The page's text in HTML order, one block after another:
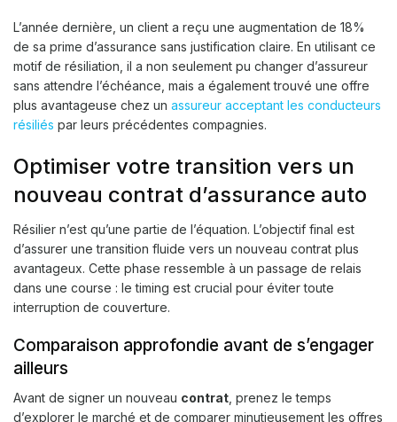
L’année dernière, un client a reçu une augmentation de 18%
de sa prime d’assurance sans justification claire. En utilisant ce
motif de résiliation, il a non seulement pu changer d’assureur
sans attendre l’échéance, mais a également trouvé une offre
plus avantageuse chez un assureur acceptant les conducteurs
résiliés par leurs précédentes compagnies.
Optimiser votre transition vers un
nouveau contrat d’assurance auto
Résilier n’est qu’une partie de l’équation. L’objectif final est
d’assurer une transition fluide vers un nouveau contrat plus
avantageux. Cette phase ressemble à un passage de relais
dans une course : le timing est crucial pour éviter toute
interruption de couverture.
Comparaison approfondie avant de s’engager
ailleurs
Avant de signer un nouveau contrat , prenez le temps
d’explorer le marché et de comparer minutieusement les offres